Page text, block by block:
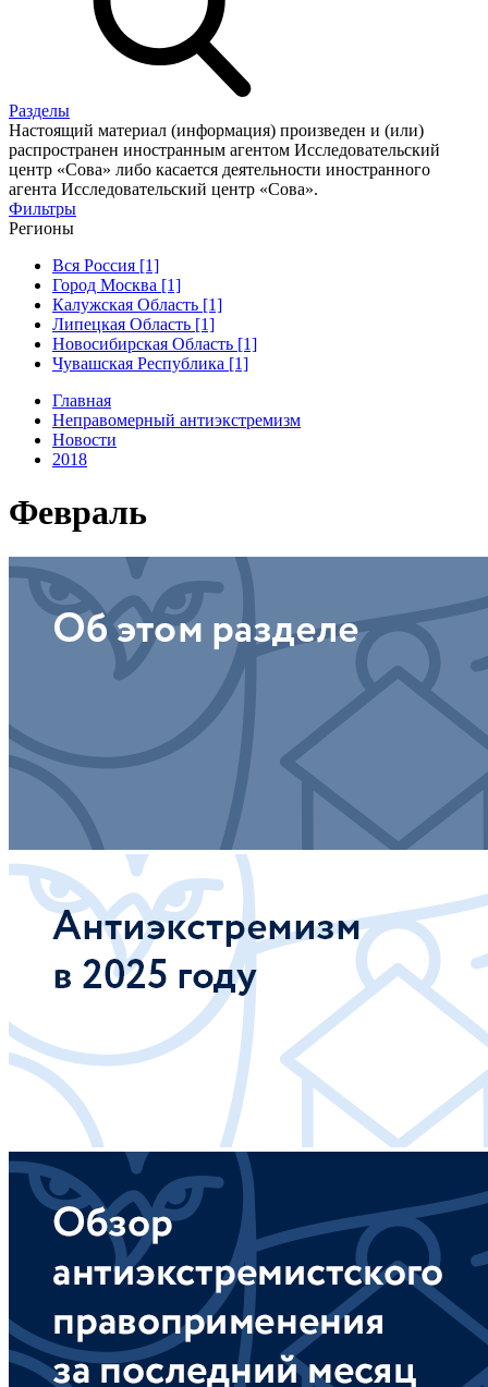
Разделы
Настоящий материал (информация) произведен и (или)
распространен иностранным агентом Исследовательский
центр «Сова» либо касается деятельности иностранного
агента Исследовательский центр «Сова».
Фильтры
Регионы
Вся Россия [1]
Город Москва [1]
Калужская Область [1]
Липецкая Область [1]
Новосибирская Область [1]
Чувашская Республика [1]
Главная
Неправомерный антиэкстремизм
Новости
2018
Февраль